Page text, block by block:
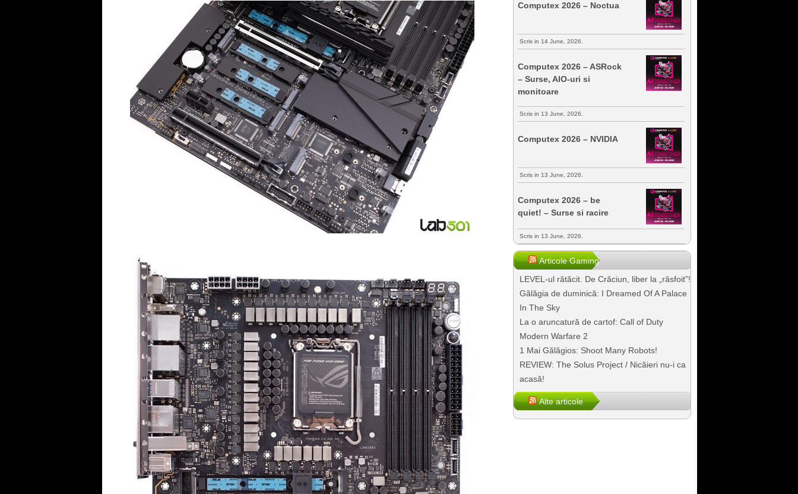
Computex 2026 – Noctua
Scris in 14 June, 2026.
Computex 2026 – ASRock
– Surse, AIO-uri si
monitoare
Scris in 13 June, 2026.
Computex 2026 – NVIDIA
Scris in 13 June, 2026.
Computex 2026 – be
quiet! – Surse si racire
Scris in 13 June, 2026.
Articole Gaming
LEVEL-ul rătăcit. De Crăciun, liber la „răsfoit”!
Gălăgia de duminică: I Dreamed Of A Palace
In The Sky
La o aruncatură de cartof: Call of Duty
Modern Warfare 2
1 Mai Gălăgios: Shoot Many Robots!
REVIEW: The Solus Project / Nicăieri nu-i ca
acasă!
Alte articole